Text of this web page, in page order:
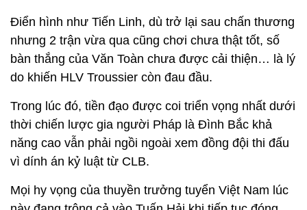
Điển hình như Tiến Linh, dù trở lại sau chấn thương
nhưng 2 trận vừa qua cũng chơi chưa thật tốt, số
bàn thắng của Văn Toàn chưa được cải thiện… là lý
do khiến HLV Troussier còn đau đầu.
Trong lúc đó, tiền đạo được coi triển vọng nhất dưới
thời chiến lược gia người Pháp là Đình Bắc khả
năng cao vẫn phải ngồi ngoài xem đồng đội thi đấu
vì dính án kỷ luật từ CLB.
Mọi hy vọng của thuyền trưởng tuyển Việt Nam lúc